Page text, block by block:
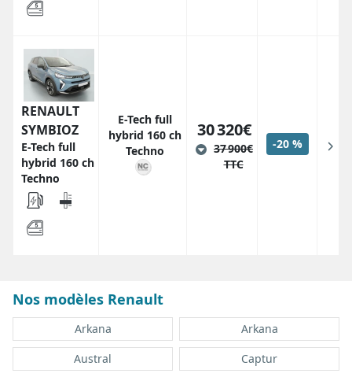
RENAULT
SYMBIOZ
E-Tech full
hybrid 160 ch
Techno
E-Tech full
hybrid 160 ch
Techno
30 320€
37 900€
TTC
-20 %
Nos modèles Renault
Arkana
Arkana
Austral
Captur